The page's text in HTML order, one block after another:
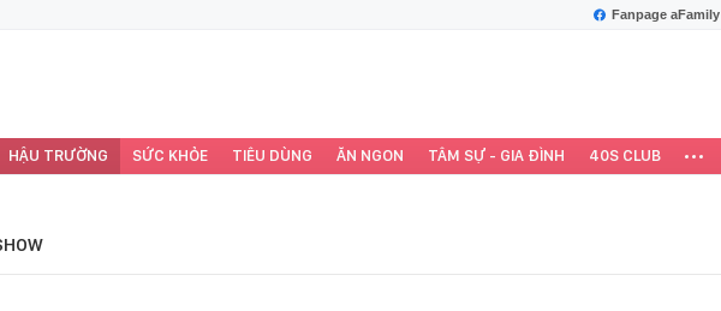
Fanpage aFamily
HẬU TRƯỜNG SỨC KHỎE TIÊU DÙNG ĂN NGON TÂM SỰ - GIA ĐÌNH 40S CLUB